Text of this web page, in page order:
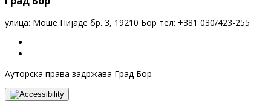
улица: Моше Пијаде бр. 3, 19210 Бор тел: +381 030/423-255
Ауторска права задржава Град Бор